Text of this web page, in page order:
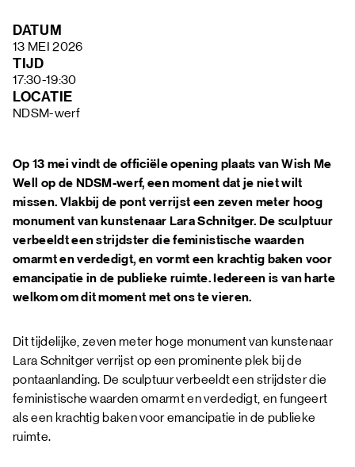
DATUM
13 MEI 2026
TIJD
17:30-19:30
LOCATIE
NDSM-werf
Op 13 mei vindt de officiële opening plaats van Wish Me
Well op de NDSM-werf, een moment dat je niet wilt
missen. Vlakbij de pont verrijst een zeven meter hoog
monument van kunstenaar Lara Schnitger. De sculptuur
verbeeldt een strijdster die feministische waarden
omarmt en verdedigt, en vormt een krachtig baken voor
emancipatie in de publieke ruimte. Iedereen is van harte
welkom om dit moment met ons te vieren.
Dit tijdelijke, zeven meter hoge monument van kunstenaar
Lara Schnitger verrijst op een prominente plek bij de
pontaanlanding. De sculptuur verbeeldt een strijdster die
feministische waarden omarmt en verdedigt, en fungeert
als een krachtig baken voor emancipatie in de publieke
ruimte.